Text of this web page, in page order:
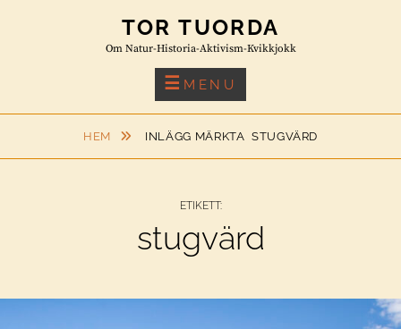
TOR TUORDA
Om Natur-Historia-Aktivism-Kvikkjokk
MENU
HEM INLÄGG MÄRKTA STUGVÄRD
ETIKETT:
stugvärd